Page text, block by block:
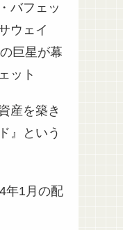
バフェッ
ウェイ
巨星が幕
ット
産を築き
』という
年1月の配